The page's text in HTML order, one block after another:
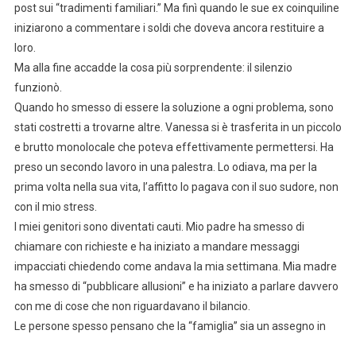
post sui “tradimenti familiari.” Ma finì quando le sue ex coinquiline
iniziarono a commentare i soldi che doveva ancora restituire a
loro.
Ma alla fine accadde la cosa più sorprendente: il silenzio
funzionò.
Quando ho smesso di essere la soluzione a ogni problema, sono
stati costretti a trovarne altre. Vanessa si è trasferita in un piccolo
e brutto monolocale che poteva effettivamente permettersi. Ha
preso un secondo lavoro in una palestra. Lo odiava, ma per la
prima volta nella sua vita, l’affitto lo pagava con il suo sudore, non
con il mio stress.
I miei genitori sono diventati cauti. Mio padre ha smesso di
chiamare con richieste e ha iniziato a mandare messaggi
impacciati chiedendo come andava la mia settimana. Mia madre
ha smesso di “pubblicare allusioni” e ha iniziato a parlare davvero
con me di cose che non riguardavano il bilancio.
Le persone spesso pensano che la “famiglia” sia un assegno in